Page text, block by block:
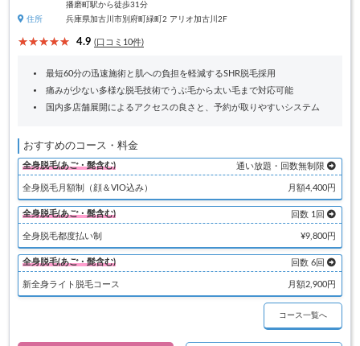
播磨町駅から徒歩31分
住所
兵庫県加古川市別府町緑町2 アリオ加古川2F
4.9 (口コミ10件)
最短60分の迅速施術と肌への負担を軽減するSHR脱毛採用
痛みが少ない多様な脱毛技術でうぶ毛から太い毛まで対応可能
国内多店舗展開によるアクセスの良さと、予約が取りやすいシステム
おすすめのコース・料金
全身脱毛(あご・髭含む) 通い放題・回数無制限
全身脱毛月額制（顔＆VIO込み） 月額4,400円
全身脱毛(あご・髭含む) 回数 1回
全身脱毛都度払い制 ¥9,800円
全身脱毛(あご・髭含む) 回数 6回
新全身ライト脱毛コース 月額2,900円
コース一覧へ